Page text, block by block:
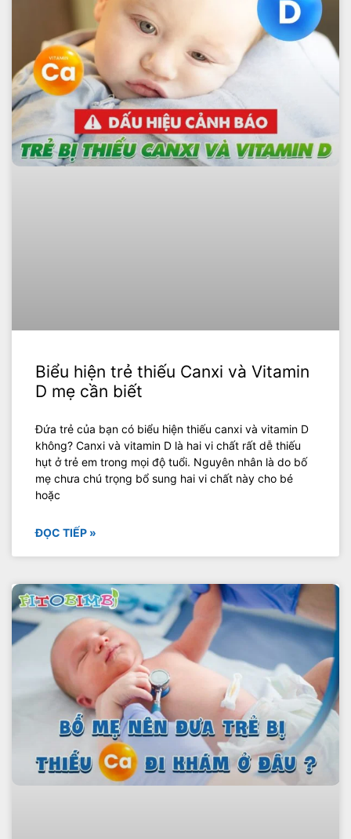
Biểu hiện trẻ thiếu Canxi và Vitamin
D mẹ cần biết
Đứa trẻ của bạn có biểu hiện thiếu canxi và vitamin D
không? Canxi và vitamin D là hai vi chất rất dễ thiếu
hụt ở trẻ em trong mọi độ tuổi. Nguyên nhân là do bố
mẹ chưa chú trọng bổ sung hai vi chất này cho bé
hoặc
ĐỌC TIẾP »